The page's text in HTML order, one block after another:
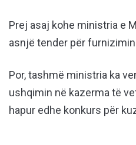
Prej asaj kohe ministria e
asnjë tender për
Por, tashmë ministria ka
ushqimin në kazerma të
hapur edhe konkurs për